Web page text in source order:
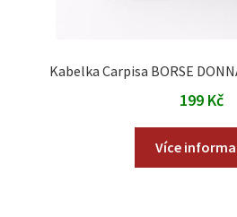
Kabelka Carpisa BORSE
199 Kč
Více